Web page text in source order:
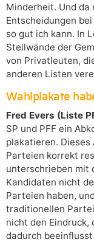
Minderheit. Und da
Entscheidungen
so gut ich kann. In
Stellwände der
von Privatleuten,
anderen Listen
Wahlplakate
Fred Evers (Liste
SP und PFF ein
plakatieren. Dieses
Parteien korrekt
unterschrieben mit
Kandidaten nicht
Parteien haben,
traditionellen
nicht den Eindruck,
dadurch